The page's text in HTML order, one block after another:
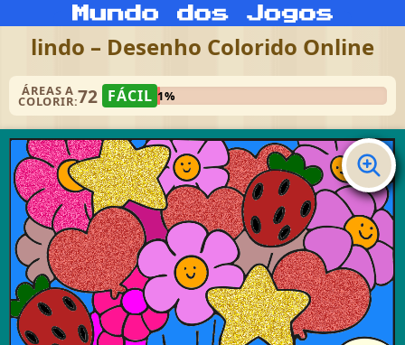
lindo – Desenho Colorido Online
ÁREAS A
COLORIR:72 FÁCIL 1%